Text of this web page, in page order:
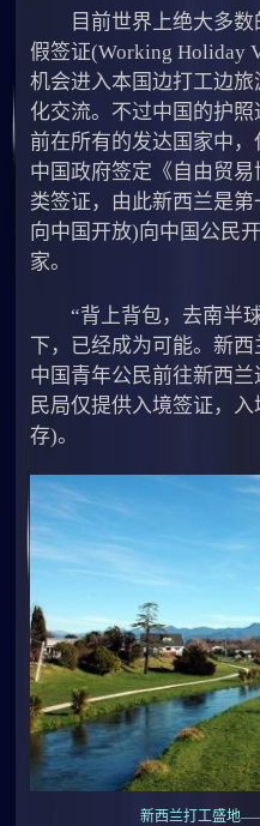
目前世界上绝大多数
假签证(Working Holiday
机会进入本国边打工边
化交流。不过中国的护
前在所有的发达国家中
中国政府签定《自由贸
类签证，由此新西兰是
向中国开放)向中国公民
家。
“背上背包，去南半
下，已经成为可能。新
中国青年公民前往新西
民局仅提供入境签证，
存)。
新西兰打工盛地